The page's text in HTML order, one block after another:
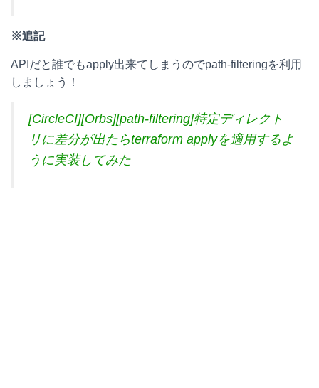
※追記
APIだと誰でもapply出来てしまうのでpath-filteringを利用
しましょう！
[CircleCI][Orbs][path-filtering]特定ディレクト
リに差分が出たらterraform applyを適用するよ
うに実装してみた